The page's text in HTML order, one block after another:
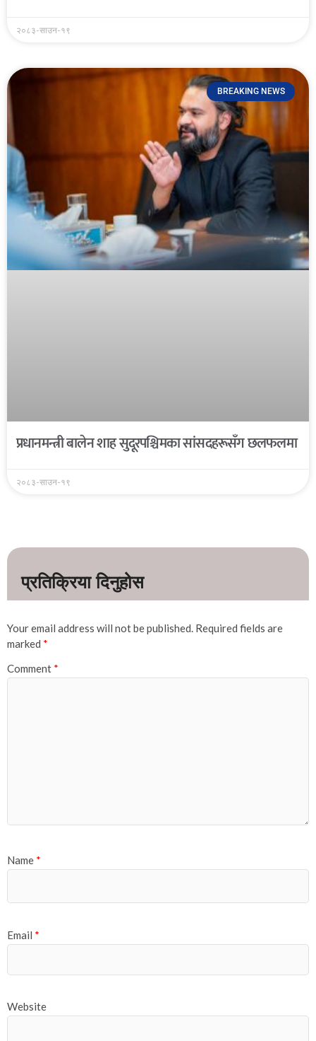
२०८३-साउन-१९
BREAKING NEWS
प्रधानमन्त्री बालेन शाह सुदूरपश्चिमका सांसदहरूसँग छलफलमा
२०८३-साउन-१९
Your email address will not be published. Required fields are
marked *
Comment *
Name *
Email *
Website